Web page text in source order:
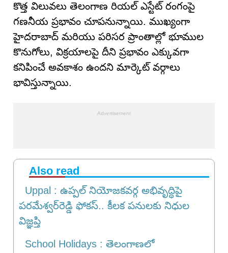
కొత్త విలువలు తెలంగాణ రియల్ ఎస్టేట్ రంగంపై
గణనీయ ప్రభావం చూపనున్నాయి. ముఖ్యంగా
హైదరాబాద్ మరియు పరిసర ప్రాంతాల్లో భూముల
కొనుగోలు, విక్రయాలపై దీని ప్రభావం ఎక్కువగా
కనిపించే అవకాశం ఉందని మార్కెట్ వర్గాలు
భావిస్తున్నాయి.
Also read
Uppal : ఉప్పల్ నియోజకవర్గ అభివృద్ధిపై
పరమేశ్వర్‌రెడ్డి ఫోకస్.. కీలక పనులకు నిధుల
విజ్ఞప్తి
School Holidays : తెలంగాణలో